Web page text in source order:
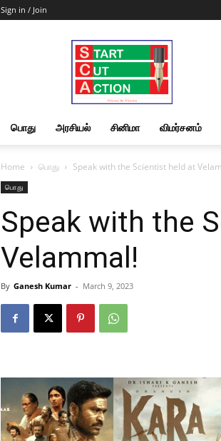
Sign in / Join
Start
Cut
Action
|
News
&
பொது அரசியல் சினிமா விமர்சனம்
Home பொது Speak with the Scientist held at
பொது
Speak with the
Velammal!
By Ganesh Kumar - March 9, 2023